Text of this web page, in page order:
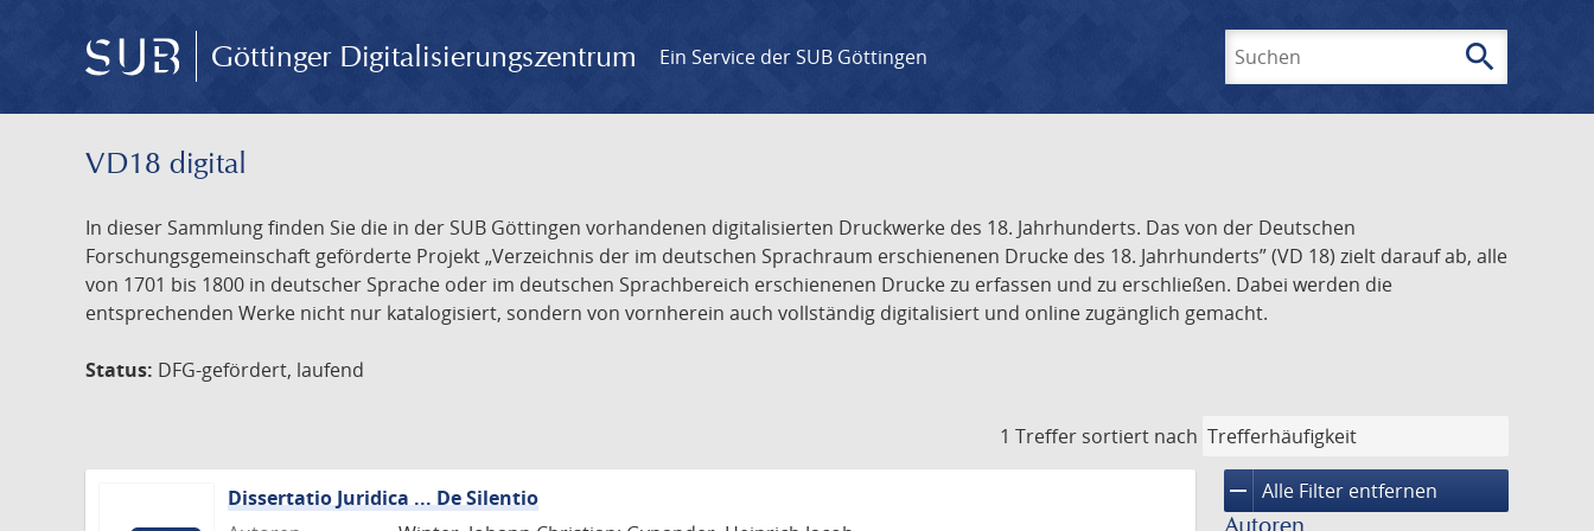
Göttinger Digitalisierungszentrum Ein Service der SUB Göttingen search
VD18 digital
In dieser Sammlung finden Sie die in der SUB Göttingen vorhandenen digitalisierten Druckwerke des 18. Jahrhunderts. Das von der Deutschen
Forschungsgemeinschaft geförderte Projekt „Verzeichnis der im deutschen Sprachraum erschienenen Drucke des 18. Jahrhunderts” (VD 18) zielt darauf ab, alle
von 1701 bis 1800 in deutscher Sprache oder im deutschen Sprachbereich erschienenen Drucke zu erfassen und zu erschließen. Dabei werden die
entsprechenden Werke nicht nur katalogisiert, sondern von vornherein auch vollständig digitalisiert und online zugänglich gemacht.
Status: DFG-gefördert, laufend
1 Treffer sortiert nach
remove Alle Filter entfernen
Dissertatio Juridica ... De Silentio